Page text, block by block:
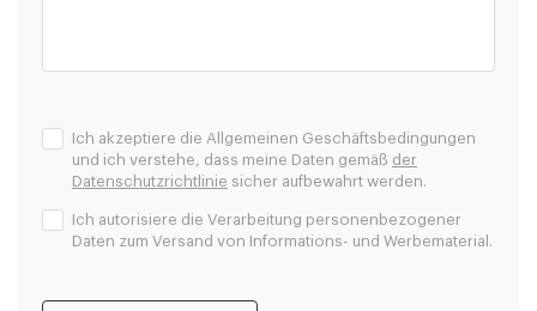
Ich akzeptiere die Allgemeinen Geschäftsbedingungen
und ich verstehe, dass meine Daten gemäß der
Datenschutzrichtlinie sicher aufbewahrt werden.
Ich autorisiere die Verarbeitung personenbezogener
Daten zum Versand von Informations- und Werbematerial.